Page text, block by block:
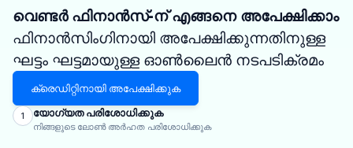
വെണ്ടർ ഫിനാൻസ്-ന് എങ്ങനെ അപേക്ഷിക്കാം
ഫിനാൻസിംഗിനായി അപേക്ഷിക്കുന്നതിനുള്ള
ഘട്ടം ഘട്ടമായുള്ള ഓൺലൈൻ നടപടിക്രമം
ക്രെഡിറ്റിനായി അപേക്ഷിക്കുക
1 യോഗ്യത പരിശോധിക്കുക
നിങ്ങളുടെ ലോൺ അർഹത പരിശോധിക്കുക